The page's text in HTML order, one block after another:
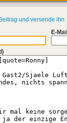
und versende ihn
E-Mail